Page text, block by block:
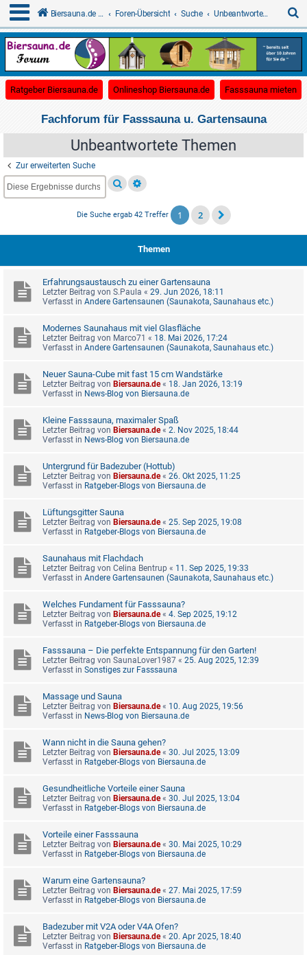
Biersauna.de - Forum für Gartensauna Foren-Übersicht Suche Unbeantwortete Themen
u
Ratgeber Biersauna.de(Opens a new tab)
Onlineshop Biersauna.de(Opens a new tab)
Fasssauna mieten
Fachforum für Fasssauna u. Gartensauna
Unbeantwortete Themen
Zur erweiterten Suche
Die Suche ergab 42 Treffer 1 2
Themen
Erfahrungsaustausch zu einer Gartensauna
Letzter Beitrag von S.Paula « 29. Jun 2026, 18:11
Verfasst in Andere Gartensaunen (Saunakota, Saunahaus etc.)
Modernes Saunahaus mit viel Glasfläche
Letzter Beitrag von Marco71 « 18. Mai 2026, 17:24
Verfasst in Andere Gartensaunen (Saunakota, Saunahaus etc.)
Neuer Sauna-Cube mit fast 15 cm Wandstärke
Letzter Beitrag von Biersauna.de« 18. Jan 2026, 13:19
Verfasst in News-Blog von Biersauna.de
Kleine Fasssauna, maximaler Spaß
Letzter Beitrag von Biersauna.de« 2. Nov 2025, 18:44
Verfasst in News-Blog von Biersauna.de
Untergrund für Badezuber (Hottub)
Letzter Beitrag von Biersauna.de« 26. Okt 2025, 11:25
Verfasst in Ratgeber-Blogs von Biersauna.de
Lüftungsgitter Sauna
Letzter Beitrag von Biersauna.de« 25. Sep 2025, 19:08
Verfasst in Ratgeber-Blogs von Biersauna.de
Saunahaus mit Flachdach
Letzter Beitrag von Celina Bentrup « 11. Sep 2025, 19:33
Verfasst in Andere Gartensaunen (Saunakota, Saunahaus etc.)
Welches Fundament für Fasssauna?
Letzter Beitrag von Biersauna.de« 4. Sep 2025, 19:12
Verfasst in Ratgeber-Blogs von Biersauna.de
Fasssauna – Die perfekte Entspannung für den Garten!
Letzter Beitrag von SaunaLover1987 « 25. Aug 2025, 12:39
Verfasst in Sonstiges zur Fasssauna
Massage und Sauna
Letzter Beitrag von Biersauna.de« 10. Aug 2025, 19:56
Verfasst in News-Blog von Biersauna.de
Wann nicht in die Sauna gehen?
Letzter Beitrag von Biersauna.de« 30. Jul 2025, 13:09
Verfasst in Ratgeber-Blogs von Biersauna.de
Gesundheitliche Vorteile einer Sauna
Letzter Beitrag von Biersauna.de« 30. Jul 2025, 13:04
Verfasst in Ratgeber-Blogs von Biersauna.de
Vorteile einer Fasssauna
Letzter Beitrag von Biersauna.de« 30. Mai 2025, 10:29
Verfasst in Ratgeber-Blogs von Biersauna.de
Warum eine Gartensauna?
Letzter Beitrag von Biersauna.de« 27. Mai 2025, 17:59
Verfasst in Ratgeber-Blogs von Biersauna.de
Badezuber mit V2A oder V4A Ofen?
Letzter Beitrag von Biersauna.de« 20. Apr 2025, 18:40
Verfasst in Ratgeber-Blogs von Biersauna.de